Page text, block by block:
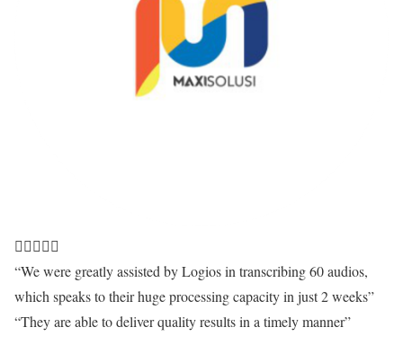

“We were greatly assisted by Logios in transcribing 60 audios,
which speaks to their huge processing capacity in just 2 weeks”
“They are able to deliver quality results in a timely manner”